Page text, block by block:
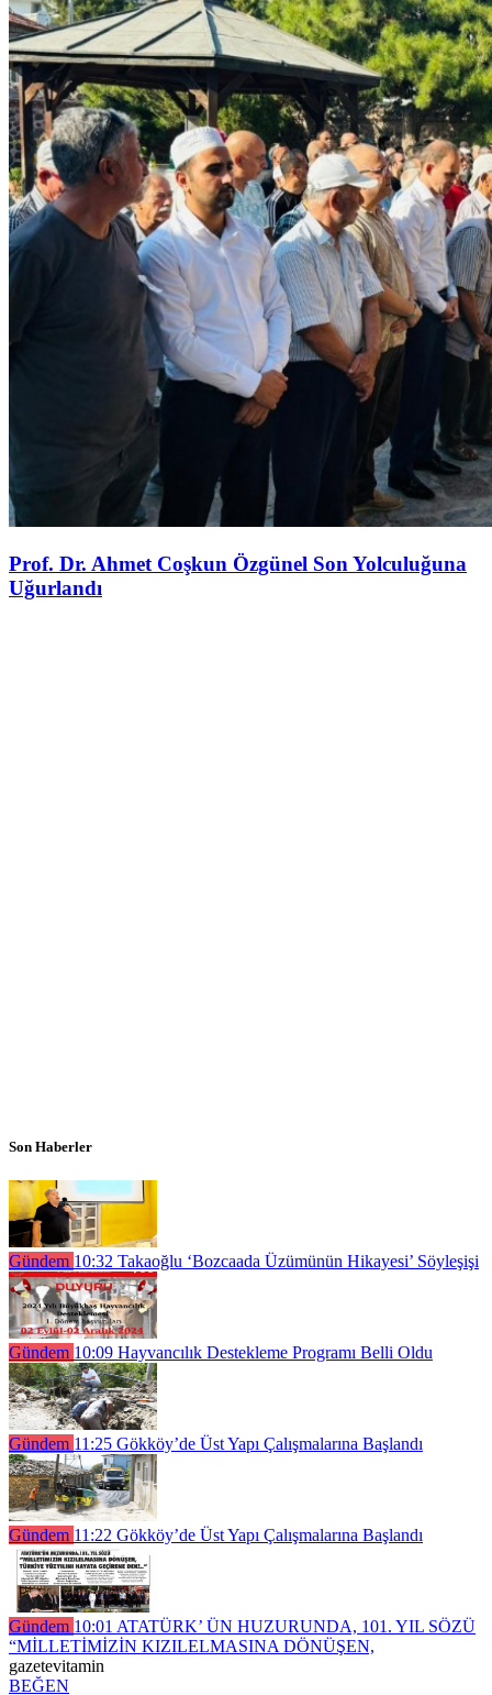
Prof. Dr. Ahmet Coşkun Özgünel Son Yolculuğuna
Uğurlandı
Son Haberler
Gündem 10:32 Takaoğlu ‘Bozcaada Üzümünün Hikayesi’ Söyleşişi
Gündem 10:09 Hayvancılık Destekleme Programı Belli Oldu
Gündem 11:25 Gökköy’de Üst Yapı Çalışmalarına Başlandı
Gündem 11:22 Gökköy’de Üst Yapı Çalışmalarına Başlandı
Gündem 10:01 ATATÜRK’ ÜN HUZURUNDA, 101. YIL SÖZÜ
“MİLLETİMİZİN KIZILELMASINA DÖNÜŞEN,
gazetevitamin
BEĞEN